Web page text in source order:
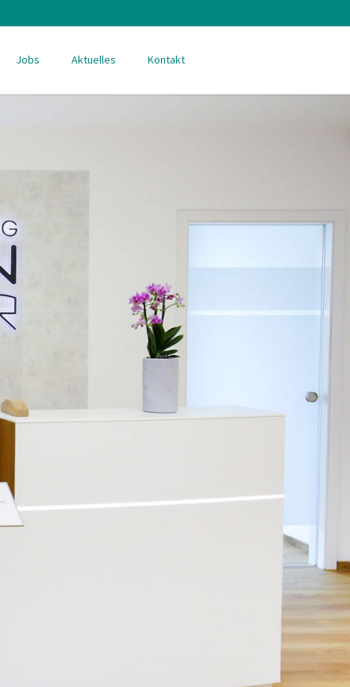
Jobs Aktuelles Kontakt